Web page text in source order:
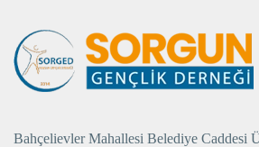
Bahçelievler Mahallesi Belediye Caddesi